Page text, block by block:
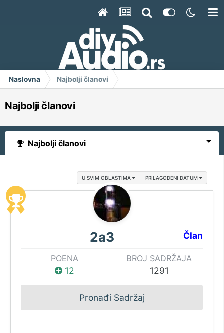
Naslovna Najbolji članovi
Najbolji članovi
Najbolji članovi
U SVIM OBLASTIMA PRILAGOĐENI DATUM
2a3 Član
POENA
12
BROJ SADRŽAJA
1291
Pronađi Sadržaj